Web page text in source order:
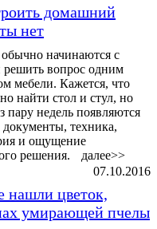
домашний
нет
начинаются с
вопрос одним
мебели. Кажется, что
найти стол и стул, но
пару недель появляются
документы, техника,
и ощущение
решения.
далее>>
07.10.2016
нашли цветок,
умирающей пчелы